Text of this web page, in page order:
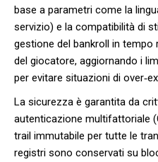
base a parametri come la
servizio) e la compatibilità di
gestione del bankroll in
del giocatore, aggiornando i
per evitare situazioni di
La sicurezza è garantita da
autenticazione multifattoriale
trail immutabile per tutte le
registri sono conservati su